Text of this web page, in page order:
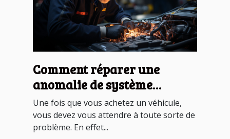
Comment réparer une
anomalie de système
antipollution ?
Une fois que vous achetez un véhicule,
vous devez vous attendre à toute sorte de
problème. En effet...